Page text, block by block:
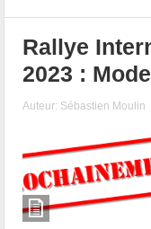
Rallye
2023 :
Auteur: Sébastien Moulin